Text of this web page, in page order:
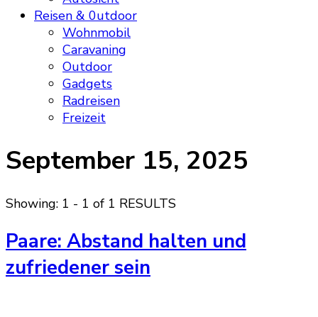
Reisen & 0utdoor
Wohnmobil
Caravaning
Outdoor
Gadgets
Radreisen
Freizeit
September 15, 2025
Showing: 1 - 1 of 1 RESULTS
Paare: Abstand halten und
zufriedener sein